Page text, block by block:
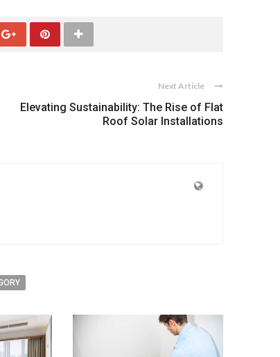
Next Article
Elevating Sustainability: The Rise of Flat
Roof Solar Installations